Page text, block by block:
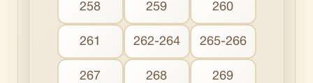
258 259 260
261 262-264 265-266
267 268 269